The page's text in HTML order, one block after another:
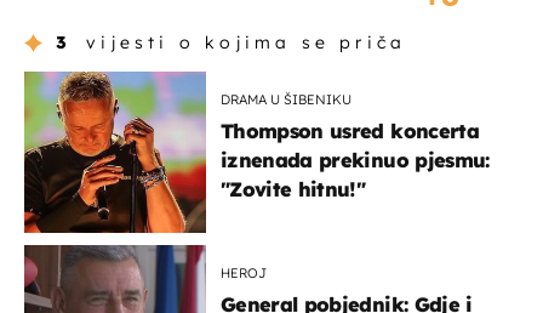
3 vijesti o kojima se priča
DRAMA U ŠIBENIKU
Thompson usred koncerta
iznenada prekinuo pjesmu:
"Zovite hitnu!"
HEROJ
General pobjednik: Gdje i